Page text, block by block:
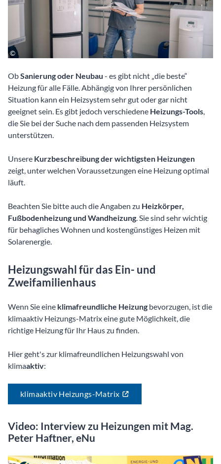
ObSanierung oder Neubau - es gibt nicht „die beste“
Heizung für alle Fälle. Abhängig von Ihrer persönlichen
Situation kann ein Heizsystem sehr gut oder gar nicht
geeignet sein. Es gibt jedoch verschiedene Heizungs-Tools
die Sie bei der Suche nach dem passenden Heizsystem
unterstützen.
Unsere Kurzbeschreibung der wichtigsten Heizungen
zeigt, unter welchen Voraussetzungen eine Heizung optimal
läuft.
Beachten Sie bitte auch die Angaben zu Heizkörper,
Fußbodenheizung und Wandheizung . Sie sind sehr wichtig
für behagliches Wohnen und kostengünstiges Heizen mit
Solarenergie.
Heizungswahl für das Ein- und
Zweifamilienhaus
Wenn Sie eine klimafreundliche Heizung bevorzugen, ist die
klimaaktiv Heizungs-Matrix eine gute Möglichkeit, die
richtige Heizung für Ihr Haus zu finden.
Hier geht's zur klimafreundlichen Heizungswahl von
klimaaktiv:
klimaaktiv Heizungs-Matrix
Video: Interview zu Heizungen mit Mag.
Peter Haftner, eNu